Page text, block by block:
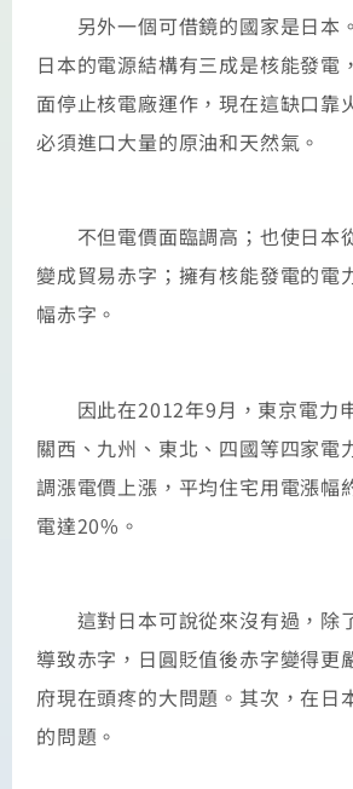
另外一個可借鏡的國家是日本
日本的電源結構有三成是核能發電
面停止核電廠運作，現在這缺口靠
必須進口大量的原油和天然氣。
不但電價面臨調高；也使日本
變成貿易赤字；擁有核能發電的電
幅赤字。
因此在2012年9月，東京電力申
關西、九州、東北、四國等四家電
調漲電價上漲，平均住宅用電漲幅
電達20%。
這對日本可說從來沒有過，除
導致赤字，日圓貶值後赤字變得更
府現在頭疼的大問題。其次，在日
的問題。